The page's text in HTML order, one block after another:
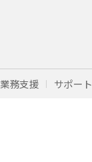
業務支援 サポート